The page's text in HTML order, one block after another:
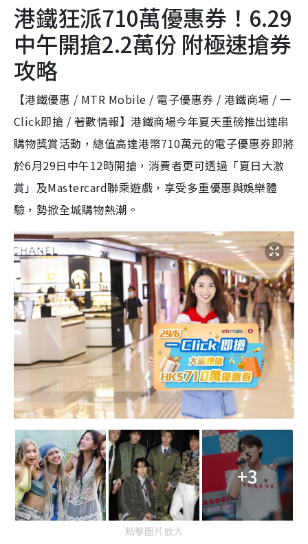
港鐵狂派710萬優惠券！6.29
中午開搶2.2萬份 附極速搶券
攻略
【港鐵優惠 / MTR Mobile / 電子優惠券 / 港鐵商場 / 一
Click即搶 / 著數情報】港鐵商場今年夏天重磅推出連串
購物獎賞活動，總值高達港幣710萬元的電子優惠券即將
於6月29日中午12時開搶，消費者更可透過「夏日大激
賞」及Mastercard聯乘遊戲，享受多重優惠與娛樂體
驗，勢掀全城購物熱潮。
+3
點擊圖片放大